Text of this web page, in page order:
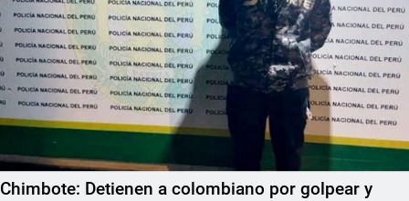
Chimbote: Detienen a colombiano por golpear y